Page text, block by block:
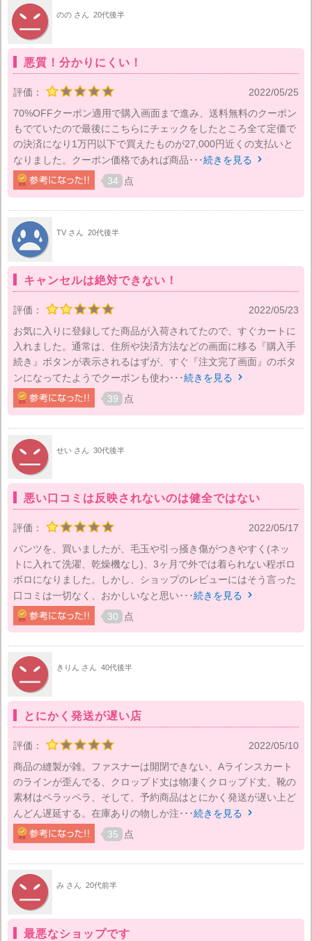
のの さん 20代後半
悪質！分かりにくい！
評価：
2022/05/25
70%OFFクーポン適用で購入画面まで進み、送料無料のクーポン
もでていたので最後にこちらにチェックをしたところ全て定価で
の決済になり1万円以下で買えたものが27,000円近くの支払いと
なりました。クーポン価格であれば商品･･･続きを見る 
34 点
TV さん 20代後半
キャンセルは絶対できない！
評価：
2022/05/23
お気に入りに登録してた商品が入荷されてたので、すぐカートに
入れました。通常は、住所や決済方法などの画面に移る『購入手
続き』ボタンが表示されるはずが、すぐ『注文完了画面』のボタ
ンになってたようでクーポンも使わ･･･続きを見る 
39 点
せい さん 30代後半
悪い口コミは反映されないのは健全ではない
評価：
2022/05/17
パンツを、買いましたが、毛玉や引っ掻き傷がつきやすく(ネッ
トに入れて洗濯、乾燥機なし)、3ヶ月で外では着られない程ボロ
ボロになりました。しかし、ショップのレビューにはそう言った
口コミは一切なく、おかしいなと思い･･･続きを見る 
30 点
きりん さん 40代後半
とにかく発送が遅い店
評価：
2022/05/10
商品の縫製が雑。ファスナーは開閉できない、Aラインスカート
のラインが歪んでる、クロップド丈は物凄くクロップド丈、靴の
素材はペラッペラ、そして、予約商品はとにかく発送が遅い上ど
んどん遅延する。在庫ありの物しか注･･･続きを見る 
35 点
み さん 20代前半
最悪なショップです